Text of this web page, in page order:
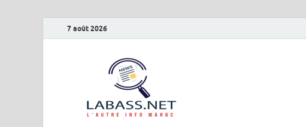
7 août 2026